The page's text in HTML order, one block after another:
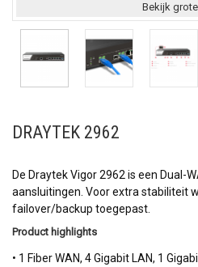
Bekijk
DRAYTEK 2962
De Draytek Vigor 2962 is een Dual-
aansluitingen. Voor extra stabiliteit
failover/backup toegepast.
Product highlights
• 1 Fiber WAN, 4 Gigabit LAN, 1